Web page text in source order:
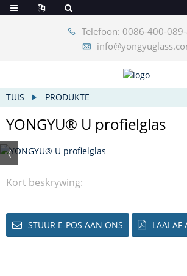
Telefoon: 0086-400-
TUIS PRODUKTE
YONGYU® U profielglas
Kort beskrywing:
STUUR E-POS AAN ONS LAAI AF